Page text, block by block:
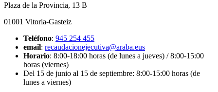
Plaza de la Provincia, 13 B
01001 Vitoria-Gasteiz
Teléfono: 945 254 455
email: recaudacionejecutiva@araba.eus
Horario: 8:00-18:00 horas (de lunes a jueves) / 8:00-15:00
horas (viernes)
Del 15 de junio al 15 de septiembre: 8:00-15:00 horas (de
lunes a viernes)